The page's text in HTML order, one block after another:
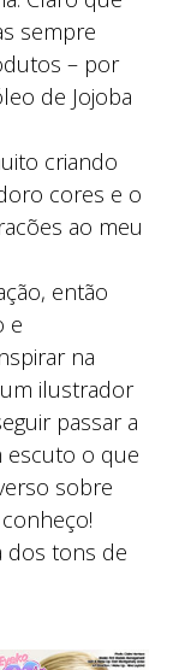
sempre
– por
de Jojoba
criando
cores e o
ao meu
então
e
na
ilustrador
passar a
escuto o que
sobre
dos tons de